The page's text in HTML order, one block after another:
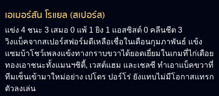
เอเมอร์สัน โรแยล (สเปอร์ส)
แข่ง 4 ชนะ 3 เสมอ 0 แพ้ 1 ยิง 1 แอสซิสต์ 0 คลีนชีต 3
วิงแบ็คจากสเปอร์สฟอร์มดีเหลือเชื่อในเดือนกุมภาพันธ์ แข้ง
แซมบ้าโชว์เพลงแข้งทางกราบขวาได้ยอดเยี่ยมในเกมที่ไก่เดือย
ทองเอาชนะทั้งแมนฯซิตี้, เวสต์แฮม และเชลซี ทำเอาแบ็คขวาที่
ทีมเซ็นเข้ามาใหม่อย่าง เปโดร ปอร์โร่ ยังแทบไม่มีโอกาสแทรก
ตัวลงเล่น